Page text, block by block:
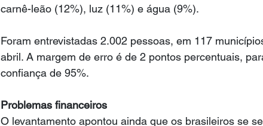
carnê-leão (12%), luz (11%) e água (9%).
Foram entrevistadas 2.002 pessoas, em 117
abril. A margem de erro é de 2 pontos percentuais,
confiança de 95%.
Problemas financeiros
O levantamento apontou ainda que os brasileiros se